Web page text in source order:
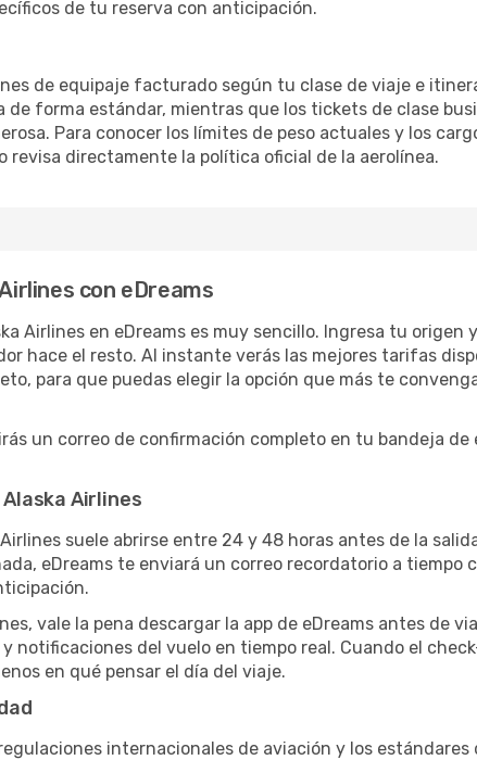
de tu reserva con anticipación.
de equipaje facturado según tu clase de viaje e
de forma estándar, mientras que los tickets de clase
Para conocer los límites de peso actuales y los
revisa directamente la política oficial de la aerolínea.
con eDreams
Airlines en eDreams es muy sencillo. Ingresa tu
hace el resto. Al instante verás las mejores tarifas
para que puedas elegir la opción que más te
un correo de confirmación completo en tu bandeja
Airlines
suele abrirse entre 24 y 48 horas antes de la
eDreams te enviará un correo recordatorio a tiempo
vale la pena descargar la app de eDreams antes de
notificaciones del vuelo en tiempo real. Cuando el
en qué pensar el día del viaje.
internacionales de aviación y los